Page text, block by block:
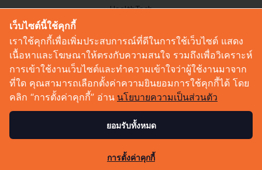
HealthTech
Corp Innov
Saucy Thoughts
Based On
Sustainable
Videos
Podcast
© Copyright 2026 :Techsauce All rights reserved.
เว็บไซต์นี้ใช้คุกกี้
เราใช้คุกกี้เพื่อเพิ่มประสบการณ์ที่ดีในการใช้เว็บไซต์ แสดง
เนื้อหาและโฆษณาให้ตรงกับความสนใจ รวมถึงเพื่อวิเคราะห์
การเข้าใช้งานเว็บไซต์และทำความเข้าใจว่าผู้ใช้งานมาจาก
ที่ใด คุณสามารถเลือกตั้งค่าความยินยอมการใช้คุกกี้ได้ โดย
คลิก “การตั้งค่าคุกกี้” อ่าน นโยบายความเป็นส่วนตัว
ยอมรับทั้งหมด
การตั้งค่าคุกกี้